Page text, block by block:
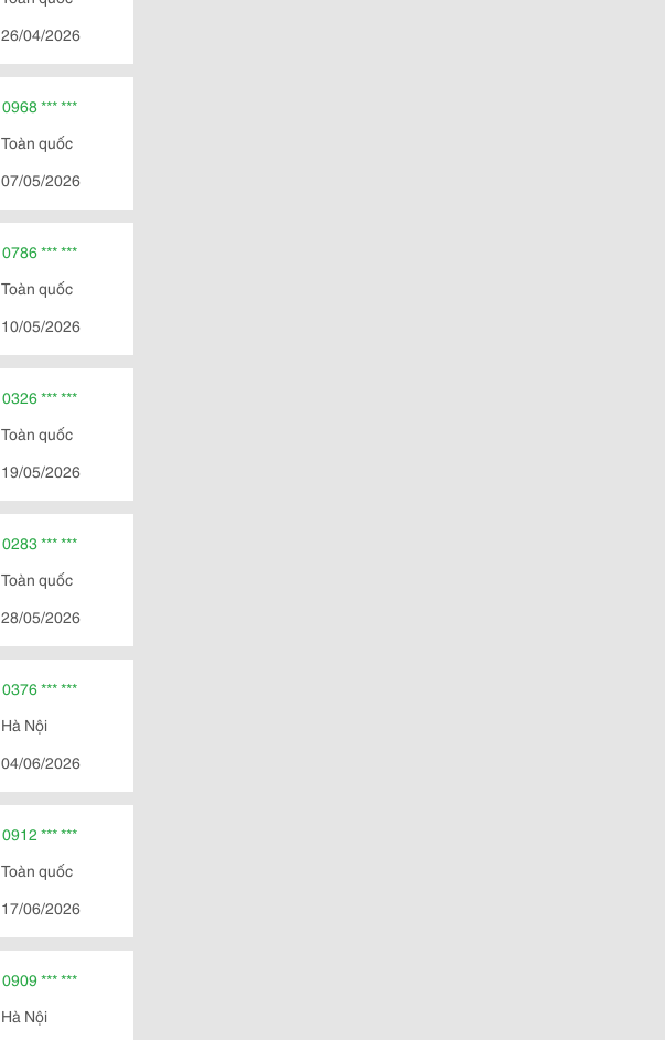
26/04/2026
0968 *** ***
Toàn quốc
07/05/2026
0786 *** ***
Toàn quốc
10/05/2026
0326 *** ***
Toàn quốc
19/05/2026
0283 *** ***
Toàn quốc
28/05/2026
0376 *** ***
Hà Nội
04/06/2026
0912 *** ***
Toàn quốc
17/06/2026
0909 *** ***
Hà Nội